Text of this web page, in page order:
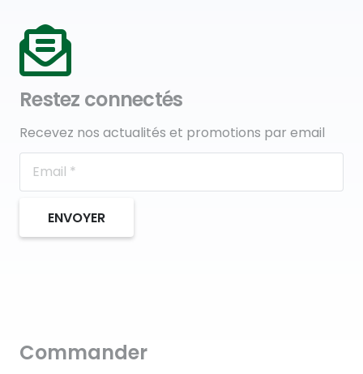
Restez connectés
Recevez nos actualités et promotions par email
ENVOYER
Commander